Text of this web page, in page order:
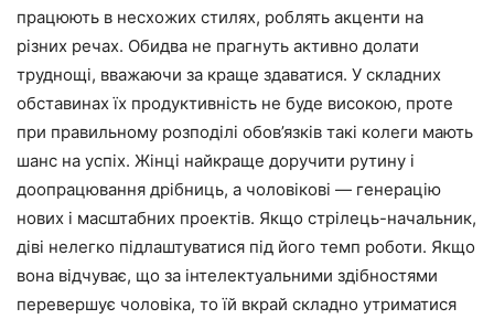
працюють в несхожих стилях, роблять акценти на
різних речах. Обидва не прагнуть активно долати
труднощі, вважаючи за краще здаватися. У складних
обставинах їх продуктивність не буде високою, проте
при правильному розподілі обов’язків такі колеги мають
шанс на успіх. Жінці найкраще доручити рутину і
доопрацювання дрібниць, а чоловікові — генерацію
нових і масштабних проектів. Якщо стрілець-начальник,
діві нелегко підлаштуватися під його темп роботи. Якщо
вона відчуває, що за інтелектуальними здібностями
перевершує чоловіка, то їй вкрай складно утриматися